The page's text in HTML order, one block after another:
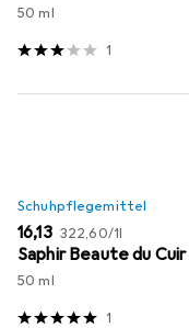
50 ml
1
Schuhpflegemittel
EUR
16,13 EUR
322,60/1l
Saphir Beaute du Cuir
50 ml
1